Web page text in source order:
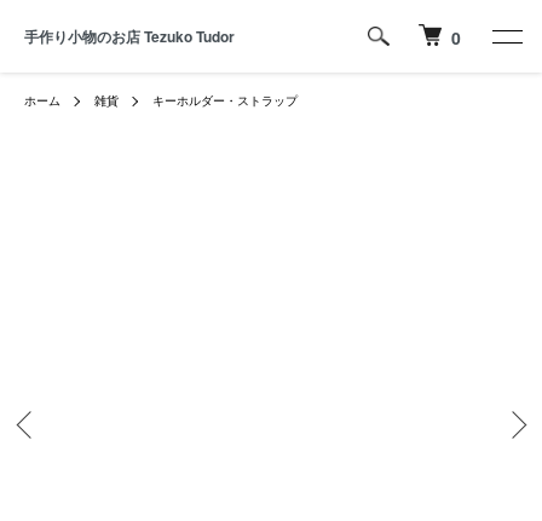
手作り小物のお店 Tezuko Tudor 0
ホーム 雑貨 キーホルダー・ストラップ